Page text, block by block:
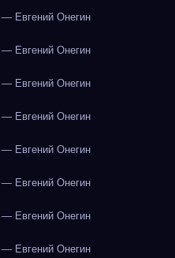
Евгений Онегин
Евгений Онегин
Евгений Онегин
Евгений Онегин
Евгений Онегин
Евгений Онегин
Евгений Онегин
Евгений Онегин